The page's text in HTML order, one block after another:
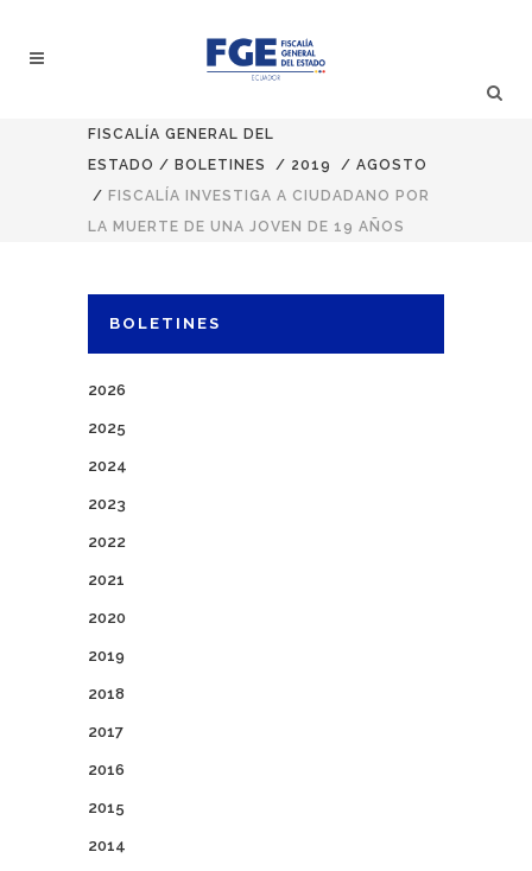
FISCALÍA GENERAL DEL
ESTADO / BOLETINES / 2019 / AGOSTO
/ FISCALÍA INVESTIGA A CIUDADANO POR
LA MUERTE DE UNA JOVEN DE 19 AÑOS
BOLETINES
2026
2025
2024
2023
2022
2021
2020
2019
2018
2017
2016
2015
2014